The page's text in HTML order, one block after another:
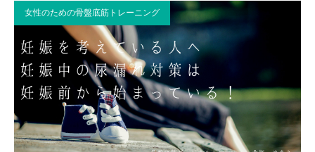
女性のための骨盤底筋トレーニング